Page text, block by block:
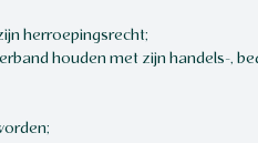
herroepingsrecht;
houden met zijn handels-,